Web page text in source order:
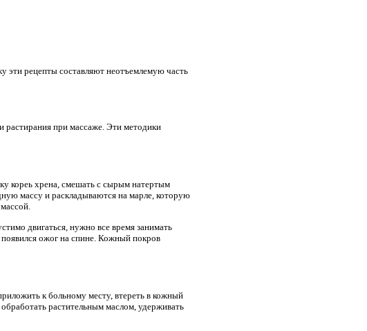
эти рецепты составляют неотъемлемую часть
растирания при массаже. Эти методики
кореь хрена, смешать с сырым натертым
массу и раскладываются на марле, которую
двигаться, нужно все время занимать
ожог на спине. Кожный покров
к больному месту, втереть в кожный
растительным маслом, удерживать